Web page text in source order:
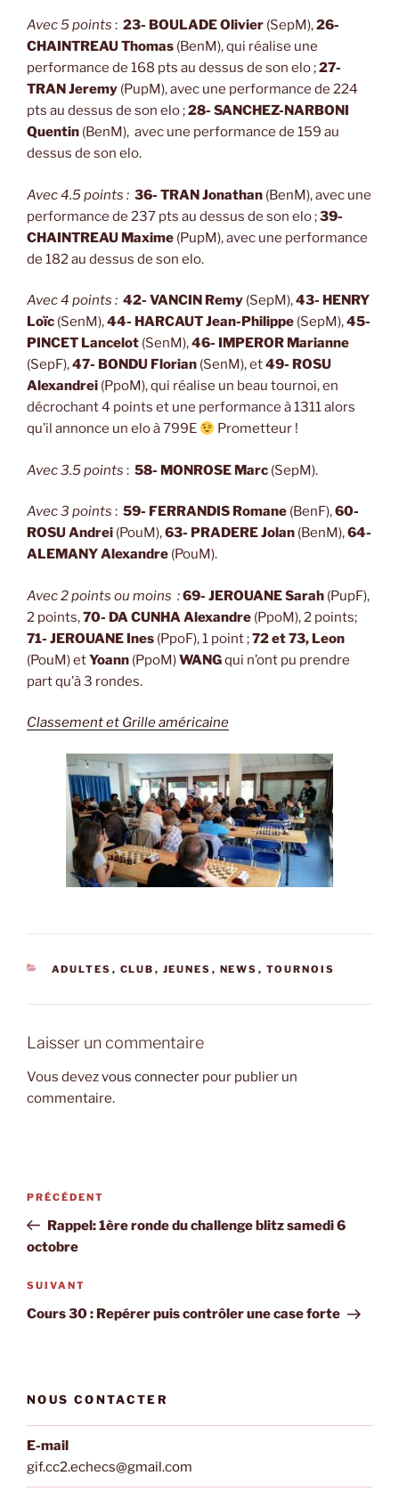
Avec 5 points : 23- BOULADE Olivier (SepM),26-
CHAINTREAU Thomas (BenM), qui réalise une
performance de 168 pts au dessus de son elo ;27-
TRAN Jeremy (PupM), avec une performance de 224
pts au dessus de son elo ;28- SANCHEZ-NARBONI
Quentin (BenM), avec une performance de 159 au
dessus de son elo.
Avec 4.5 points : 36- TRAN Jonathan (BenM), avec une
performance de 237 pts au dessus de son elo ;39-
CHAINTREAU Maxime (PupM), avec une performance
de 182 au dessus de son elo.
Avec 4 points : 42- VANCIN Remy (SepM),43- HENRY
Loïc (SenM),44- HARCAUT Jean-Philippe (SepM),45-
PINCET Lancelot (SenM),46- IMPEROR Marianne
(SepF),47- BONDU Florian (SenM), et49- ROSU
Alexandrei (PpoM), qui réalise un beau tournoi, en
décrochant 4 points et une performance à 1311 alors
qu’il annonce un elo à 799E
Prometteur !
Avec 3.5 points : 58- MONROSE Marc (SepM).
Avec 3 points : 59- FERRANDIS Romane (BenF),60-
ROSU Andrei (PouM),63- PRADERE Jolan (BenM),64-
ALEMANY Alexandre (PouM).
Avec 2 points ou moins :69- JEROUANE Sarah (PupF),
2 points,70- DA CUNHA Alexandre (PpoM), 2 points;
71- JEROUANE Ines (PpoF), 1 point ;72 et 73, Leon
(PouM) etYoann (PpoM)WANGqui n’ont pu prendre
part qu’à 3 rondes.
Classement et Grille américaine
CATÉGORIES
ADULTES , CLUB , JEUNES , NEWS , TOURNOIS
Laisser un commentaire
Vous devezvous connecter pour publier un
commentaire.
Navigation
l’article
Article
précédent
PRÉCÉDENT
Rappel: 1ère ronde du challenge blitz samedi 6
octobre
Article
suivant
SUIVANT
Cours 30 : Repérer puis contrôler une case forte
NOUS CONTACTER
E-mail
gif.cc2.echecs@gmail.com